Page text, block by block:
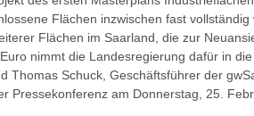
Flächen inzwischen fast
Flächen im Saarland, die zur
nimmt die Landesregierung dafür in
Thomas Schuck, Geschäftsführer der
Pressekonferenz am Donnerstag, 25.